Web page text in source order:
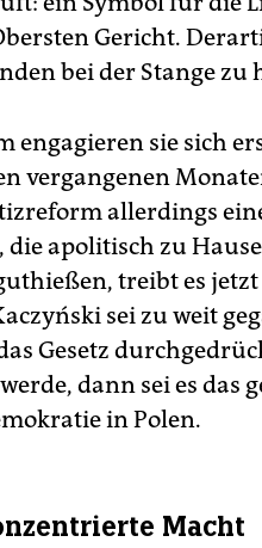
Gericht.
bei der Stange zu
engagieren sie sich
vergangenen
allerdings
apolitisch zu
treibt es
sei zu weit
Gesetz
dann sei es das
in Polen.
Macht